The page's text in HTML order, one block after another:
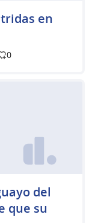
en
0
del
que su